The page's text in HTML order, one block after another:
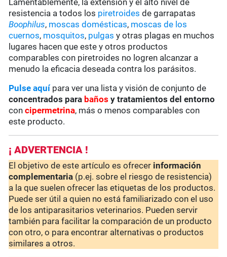
Lamentablemente, la extensión y el alto nivel de
resistencia a todos los piretroides de garrapatas
Boophilus, moscas domésticas, moscas de los
cuernos, mosquitos, pulgas y otras plagas en muchos
lugares hacen que este y otros productos
comparables con piretroides no logren alcanzar a
menudo la eficacia deseada contra los parásitos.
Pulse aquí para ver una lista y visión de conjunto de
concentrados para baños y tratamientos del entorno
concipermetrina, más o menos comparables con
este producto.
¡ ADVERTENCIA !
El objetivo de este artículo es ofrecer información
complementaria (p.ej. sobre el riesgo de resistencia)
a la que suelen ofrecer las etiquetas de los productos.
Puede ser útil a quien no está familiarizado con el uso
de los antiparasitarios veterinarios. Pueden servir
también para facilitar la comparación de un producto
con otro, o para encontrar alternativas o productos
similares a otros.